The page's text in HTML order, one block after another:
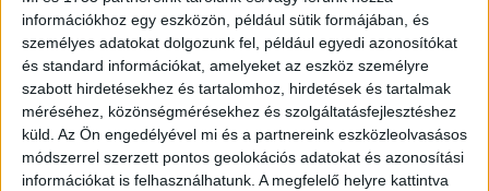
információkhoz egy eszközön, például sütik formájában, és
személyes adatokat dolgozunk fel, például egyedi azonosítókat
és standard információkat, amelyeket az eszköz személyre
szabott hirdetésekhez és tartalomhoz, hirdetések és tartalmak
méréséhez, közönségmérésekhez és szolgáltatásfejlesztéshez
küld. Az Ön engedélyével mi és a partnereink eszközleolvasásos
módszerrel szerzett pontos geolokációs adatokat és azonosítási
információkat is felhasználhatunk. A megfelelő helyre kattintva
Az orvos így is tesz, és kezdésnek beállítja, hogy a fájdalom
80%-a az anyára jusson, míg a 20%-a az apára.
A férj büszkén mondja, hogy nem érez semmit, ezért az orvos
átállítja a gépet 50-50%-ra.
A férjnek meg sem kottyan ez sem, ezért megkéri az orvost,
hogy minden fájdalmat állítson át rá.